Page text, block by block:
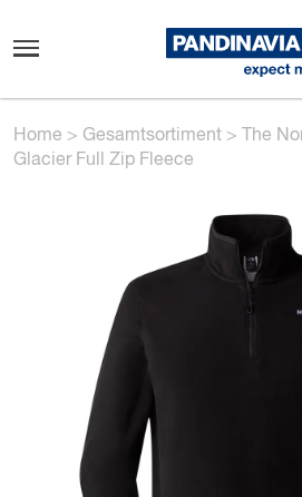
Home > Gesamtsortiment >
The
Glacier Full Zip Fleece